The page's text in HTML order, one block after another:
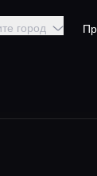
город